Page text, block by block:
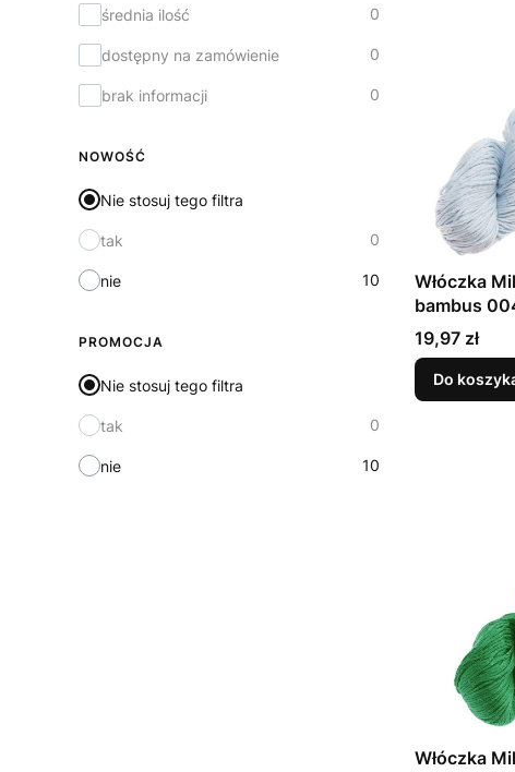
średnia ilość 0
dostępny na zamówienie 0
brak informacji 0
NOWOŚĆ
Nie stosuj tego filtra
tak 0
nie 10
PROMOCJA
Nie stosuj tego filtra
tak 0
nie 10
Włóczka
bambus
Cena
19,97 zł
Do
Włóczka